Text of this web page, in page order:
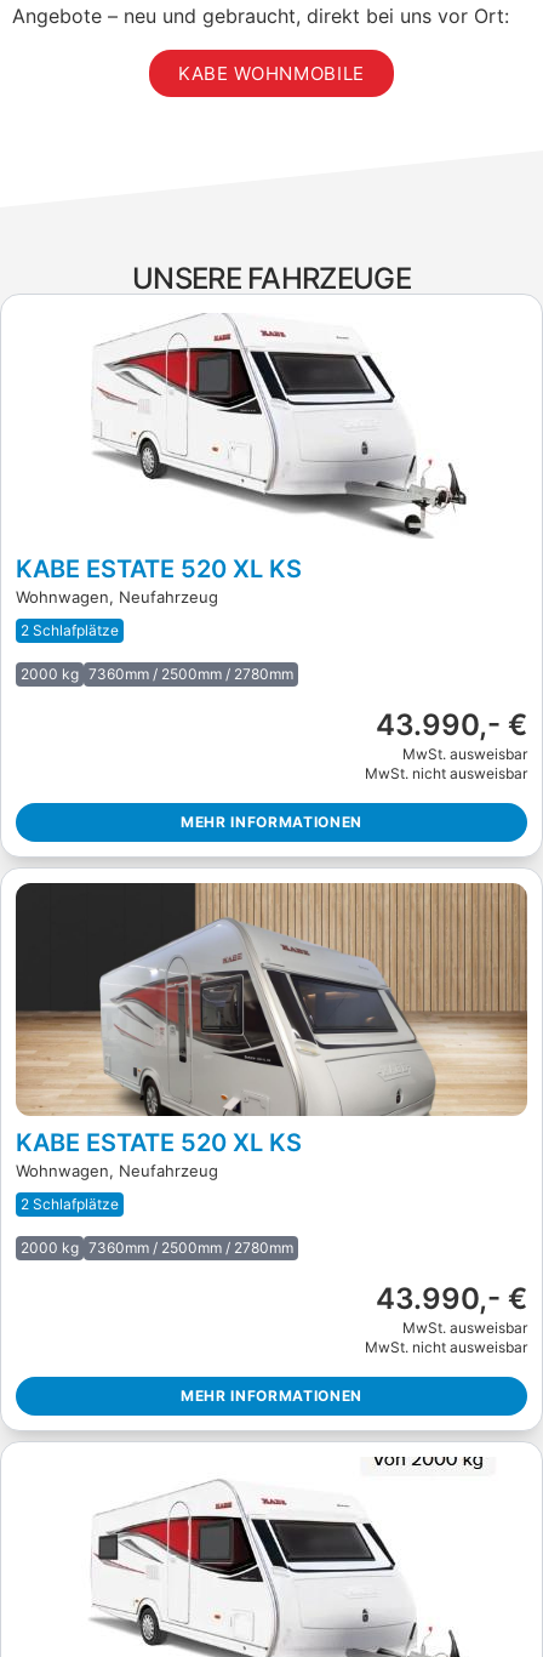
Angebote – neu und gebraucht, direkt bei uns vor Ort:
KABE WOHNMOBILE
UNSERE FAHRZEUGE
KABE ESTATE 520 XL KS
Wohnwagen, Neufahrzeug
2 Schlafplätze
2000 kg 7360mm / 2500mm / 2780mm
43.990,- €
MwSt. ausweisbar
MwSt. nicht ausweisbar
MEHR INFORMATIONEN
KABE ESTATE 520 XL KS
Wohnwagen, Neufahrzeug
2 Schlafplätze
2000 kg 7360mm / 2500mm / 2780mm
43.990,- €
MwSt. ausweisbar
MwSt. nicht ausweisbar
MEHR INFORMATIONEN